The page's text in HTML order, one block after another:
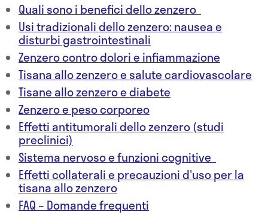
Quali sono i benefici dello zenzero
Usi tradizionali dello zenzero: nausea e
disturbi gastrointestinali
Zenzero contro dolori e infiammazione
Tisana allo zenzero e salute cardiovascolare
Tisane allo zenzero e diabete
Zenzero e peso corporeo
Effetti antitumorali dello zenzero (studi
preclinici)
Sistema nervoso e funzioni cognitive
Effetti collaterali e precauzioni d'uso per la
tisana allo zenzero
FAQ – Domande frequenti